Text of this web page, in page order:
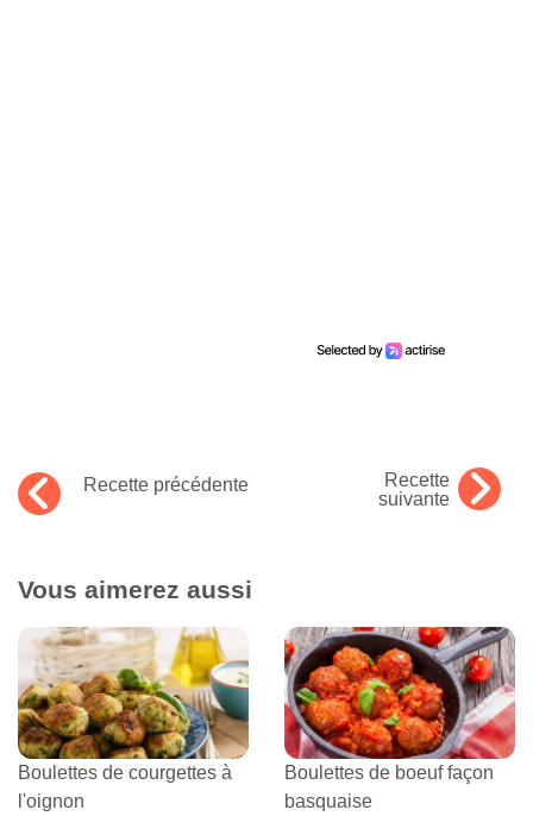
Recette précédente
Recette
suivante
Vous aimerez aussi
Boulettes de courgettes à
l'oignon
Boulettes de boeuf façon
basquaise